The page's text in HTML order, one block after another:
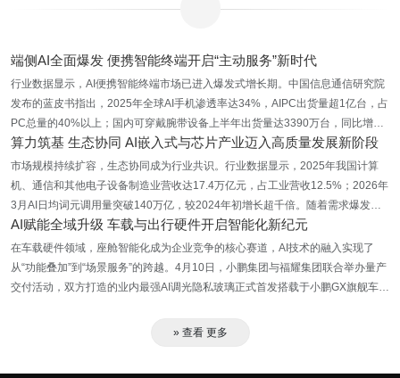
端侧AI全面爆发 便携智能终端开启“主动服务”新时代
行业数据显示，AI便携智能终端市场已进入爆发式增长期。中国信息通信研究院
发布的蓝皮书指出，2025年全球AI手机渗透率达34%，AIPC出货量超1亿台，占
PC总量的40%以上；国内可穿戴腕带设备上半年出货量达3390万台，同比增长
36%，AI眼镜市场出货量预计达1451.8万台。业内人士分
析，“CPU+GPU+NPU”硬件架构成为标配，NPU峰值算力突破100 TOPS，加之
操作系统与AI深度融合，推动终端从“AI+终端”向“人工智能终端”跨越，催生“智能
体”应用生态，应用形态从独立APP向原子化服务演进。
算力筑基 生态协同 AI嵌入式与芯片产业迈入高质量发展新阶段
市场规模持续扩容，生态协同成为行业共识。行业数据显示，2025年我国计算
机、通信和其他电子设备制造业营收达17.4万亿元，占工业营收12.5%；2026年
3月AI日均词元调用量突破140万亿，较2024年初增长超千倍。随着需求爆发，
国产AI芯片国内市场份额已突破50%，首次占据半壁江山，华为Atlas 950
SuperPod、寒武纪思元590等产品实现万卡级互联，有效缓解高端芯片依赖。企
业加速构建开放生态，亿道数码、商汤绝影等企业推动嵌入式AI与终端设备深度
融合，中兴通讯开放硬件接口规范，推动行业标准化，形成“芯片-嵌入式系统-终
AI赋能全域升级 车载与出行硬件开启智能化新纪元
在车载硬件领域，座舱智能化成为企业竞争的核心赛道，AI技术的融入实现了
从“功能叠加”到“场景服务”的跨越。4月10日，小鹏集团与福耀集团联合举办量产
交付活动，双方打造的业内最强AI调光隐私玻璃正式首发搭载于小鹏GX旗舰车
整车电子电气架构和AI大模型，实现了从“被动遮光”到“主动懂光”的代际升级，具
» 查看 更多